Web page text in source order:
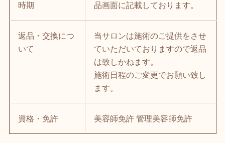
時期
品画面に記載しております。
返品・交換につ
いて
当サロンは施術のご提供をさせ
ていただいておりますので返品
は致しかねます。
施術日程のご変更でお願い致し
ます。
資格・免許 美容師免許 管理美容師免許